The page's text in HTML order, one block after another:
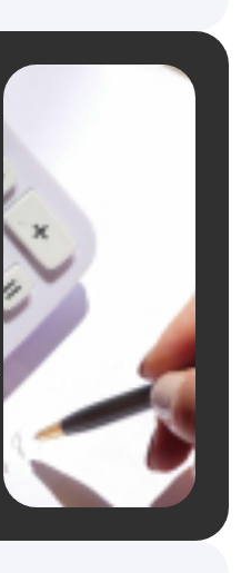
Читать полный
У меня был заказ
доработку моей
кандидатскую по
педагогике.
Теоретическая
была написана,
осталась, по сути,
практическая,
заключение и все,
Сделали неплохо,